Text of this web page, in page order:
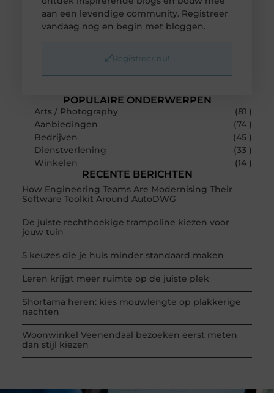
POPULAIRE ONDERWERPEN
Arts / Photography
(81 )
Aanbiedingen
(74 )
Bedrijven
(45 )
Dienstverlening
(33 )
Winkelen
(14 )
RECENTE BERICHTEN
How Engineering Teams Are Modernising Their
Software Toolkit Around AutoDWG
De juiste rechthoekige trampoline kiezen voor
jouw tuin
5 keuzes die je huis minder standaard maken
Leren krijgt meer ruimte op de juiste plek
Shortama heren: kies mouwlengte op plakkerige
nachten
Woonwinkel Veenendaal bezoeken eerst meten
dan stijl kiezen
aan een levendige community. Registreer
vandaag nog en begin met bloggen.
Registreer nu!